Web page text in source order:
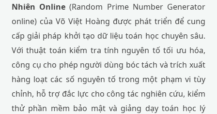
Nhiên Online (Random Prime Number Generator
online) của Võ Việt Hoàng được phát triển để cung
cấp giải pháp khởi tạo dữ liệu toán học chuyên sâu.
Với thuật toán kiểm tra tính nguyên tố tối ưu hóa,
công cụ cho phép người dùng bóc tách và trích xuất
hàng loạt các số nguyên tố trong một phạm vi tùy
chỉnh, hỗ trợ đắc lực cho công tác nghiên cứu, kiểm
thử phần mềm bảo mật và giảng dạy toán học lý